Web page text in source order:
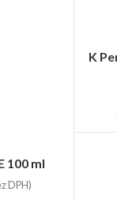
K
100 ml
DPH)